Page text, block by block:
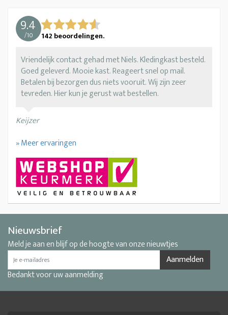
9.4
/10 142 beoordelingen.
Vriendelijk contact gehad met Niels. Kledingkast besteld.
Goed geleverd. Mooie kast. Reageert snel op mail.
Betalen bij bezorgen dus niets vooruit. Wij zijn zeer
tevreden. Hier kun je gerust wat bestellen.
Keijzer
» Meer ervaringen
Nieuwsbrief
Meld je aan en blijf op de hoogte van onze nieuwtjes
Aanmelden
Bedankt voor uw aanmelding